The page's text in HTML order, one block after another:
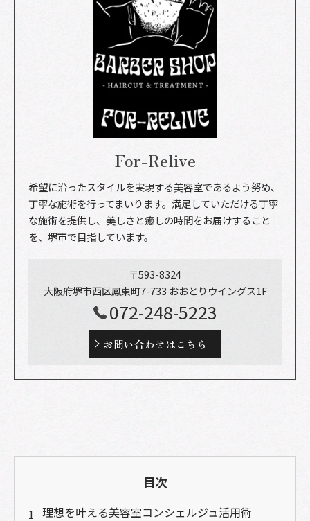
For-Relive
希望に沿ったスタイルを実現する美容室であるよう努め、
丁寧な施術を行ってまいります。満足していただける丁寧
な施術を提供し、美しさと癒しの時間をお届けすること
を、堺市で目指しています。
〒593-8324
大阪府堺市西区鳳東町7-733 おおとりウイングス1F
072-248-5223
お問い合わせはこちら
目次
理想を叶える美容室コンシェルジュ活用術